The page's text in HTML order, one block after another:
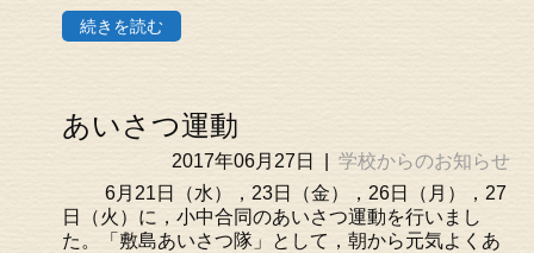
続きを読む
あいさつ運動
2017年06月27日
学校からのお知らせ
6月21日（水），23日（金），26日（月），27
日（火）に，小中合同のあいさつ運動を行いまし
た。「敷島あいさつ隊」として，朝から元気よくあ